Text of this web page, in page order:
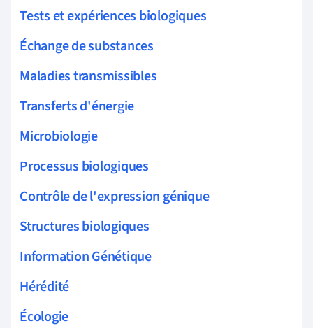
Tests et expériences biologiques
Échange de substances
Maladies transmissibles
Transferts d'énergie
Microbiologie
Processus biologiques
Contrôle de l'expression génique
Structures biologiques
Information Génétique
Hérédité
Écologie